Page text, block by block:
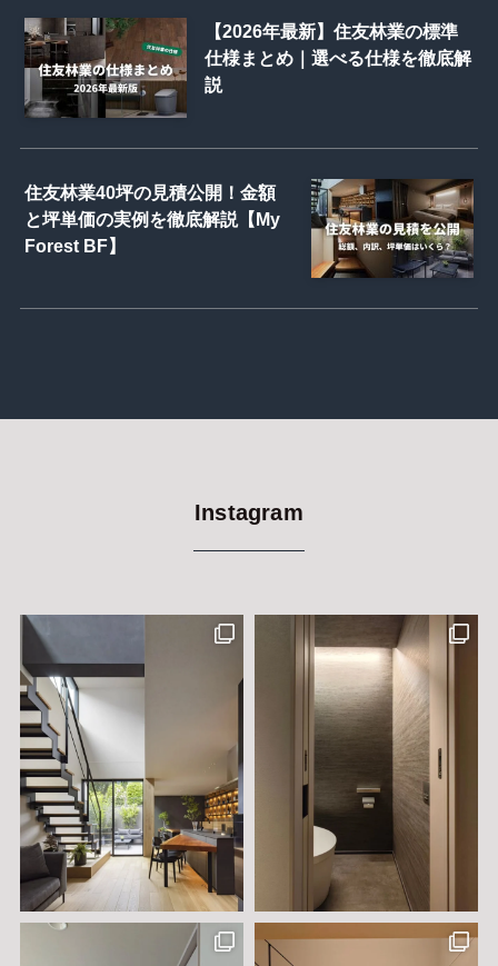
【2026年最新】住友林業の標準
仕様まとめ｜選べる仕様を徹底解
説
住友林業40坪の見積公開！金額
と坪単価の実例を徹底解説【My
Forest BF】
Instagram